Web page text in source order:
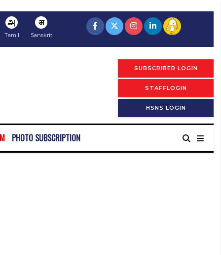
அ
Tamil
अ
Sanskrit
SUBSCRIBER LOGIN
STAFFLOGIN
HSNS LOGIN
PHOTO SUBSCRIPTION